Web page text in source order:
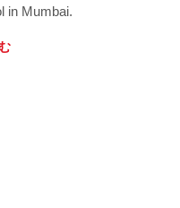
in Mumbai.